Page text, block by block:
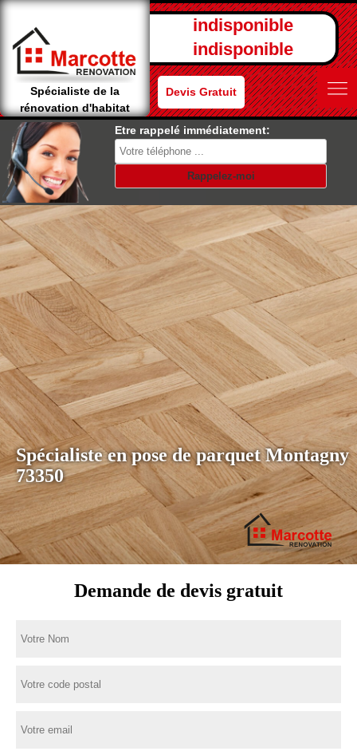
Spécialiste de la
rénovation d'habitat
indisponible
indisponible
Devis Gratuit
Etre rappelé immédiatement:
Spécialiste en pose de parquet Montagny
73350
Demande de devis gratuit